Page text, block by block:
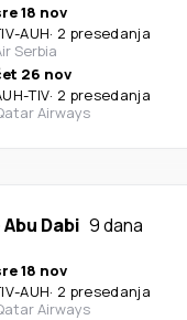
18 nov
-AUH· 2 presedanja
Serbia
26 nov
-TIV· 2 presedanja
Airways
Abu Dabi 9 dana
18 nov
-AUH· 2 presedanja
Airways